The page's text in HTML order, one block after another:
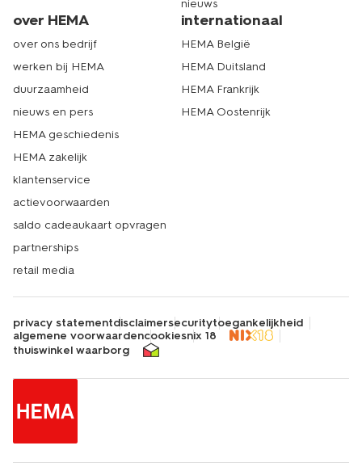
nieuws
over HEMA
over ons bedrijf
werken bij HEMA
duurzaamheid
nieuws en pers
HEMA geschiedenis
HEMA zakelijk
klantenservice
actievoorwaarden
saldo cadeaukaart opvragen
partnerships
retail media
internationaal
HEMA België
HEMA Duitsland
HEMA Frankrijk
HEMA Oostenrijk
privacy statementdisclaimersecuritytoegankelijkheid
algemene voorwaardencookiesnix 18
thuiswinkel waarborg